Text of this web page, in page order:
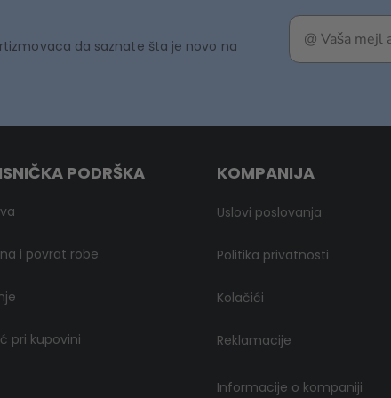
da saznate šta je novo na
PODRŠKA
i povrat robe
pri kupovini
KOMPANIJA
Uslovi poslovanja
Politika privatnosti
Kolačići
Reklamacije
Informacije o kompaniji